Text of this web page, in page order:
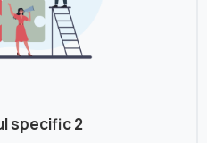
specific 2